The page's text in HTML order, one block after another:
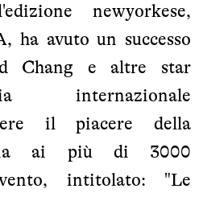
newyorkese,
ha avuto un successo
Chang e altre star
internazionale
il piacere della
ai più di 3000
intitolato: "Le